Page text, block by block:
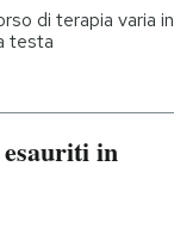
di terapia varia in
testa
in